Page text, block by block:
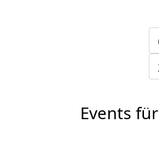
Events für